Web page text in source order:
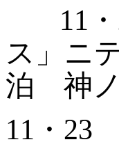
11 ・
ス」ニ
泊 神
11 ・ 23